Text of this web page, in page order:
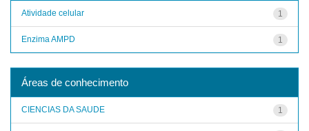
1
Atividade celular
1
Enzima AMPD
Áreas de conhecimento
1
CIENCIAS DA SAUDE